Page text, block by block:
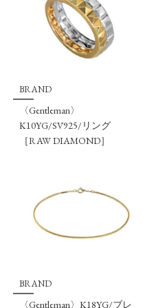
BRAND
〈Gentleman〉
K10YG/SV925/リング
［RAW DIAMOND］
BRAND
〈Gentleman〉K18YG/ブレ